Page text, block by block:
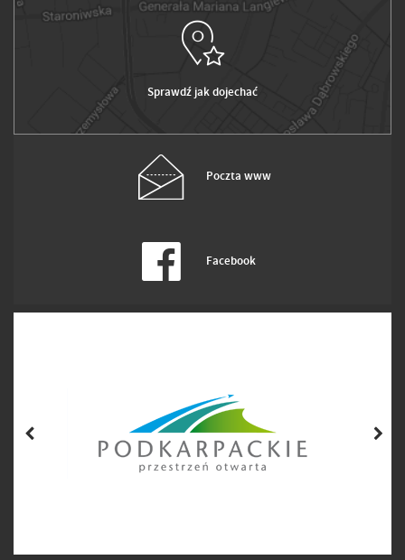
Sprawdź jak dojechać
Poczta www
Facebook